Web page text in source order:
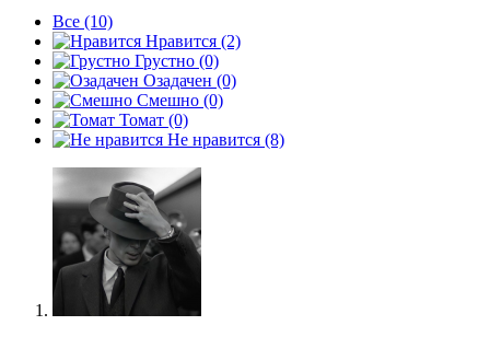
Все (10)
Нравится (2)
Грустно (0)
Озадачен (0)
Смешно (0)
Томат (0)
Не нравится (8)